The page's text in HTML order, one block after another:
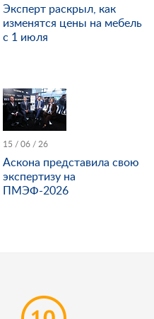
Эксперт раскрыл, как
изменятся цены на мебель
с 1 июля
15 / 06 / 26
Аскона представила свою
экспертизу на
ПМЭФ-2026